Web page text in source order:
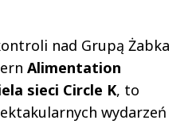
nad Grupą Żabka
Alimentation
sieci Circle K, to
wydarzeń